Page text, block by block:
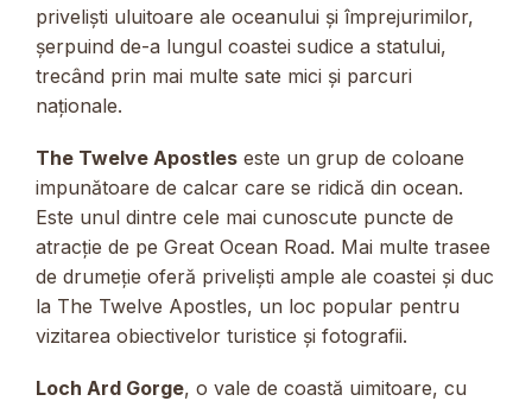
priveliști uluitoare ale oceanului și împrejurimilor,
șerpuind de-a lungul coastei sudice a statului,
trecând prin mai multe sate mici și parcuri
naționale.
The Twelve Apostles este un grup de coloane
impunătoare de calcar care se ridică din ocean.
Este unul dintre cele mai cunoscute puncte de
atracție de pe Great Ocean Road. Mai multe trasee
de drumeție oferă priveliști ample ale coastei și duc
la The Twelve Apostles, un loc popular pentru
vizitarea obiectivelor turistice și fotografii.
Loch Ard Gorge, o vale de coastă uimitoare, cu